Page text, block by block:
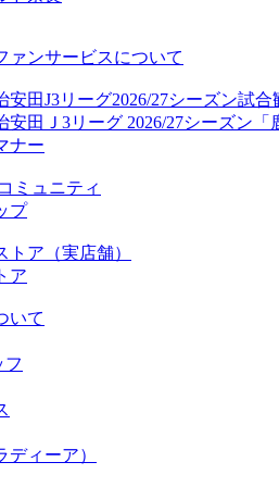
ディーア）
ー企業
ィ
ト
ァンサービスについて
安田J3リーグ2026/27シーズン試合
田Ｊ3リーグ 2026/27シーズン「
ナー
ミュニティ
プ
トア（実店舗）
ア
いて
フ
ィーア）